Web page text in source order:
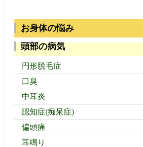
お身体の悩み
頭部の病気
円形脱毛症
口臭
中耳炎
認知症(痴呆症)
偏頭痛
耳鳴り